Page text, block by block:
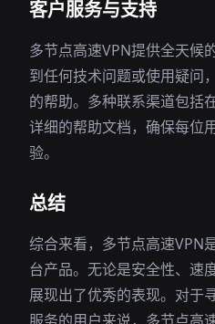
客户服务与支持
多节点高速VPN提供全天候
到任何技术问题或使用疑问
的帮助。多种联系渠道包括
详细的帮助文档，确保每位
验。
总结
综合来看，多节点高速VPN
台产品。无论是安全性、速
展现出了优秀的表现。对于